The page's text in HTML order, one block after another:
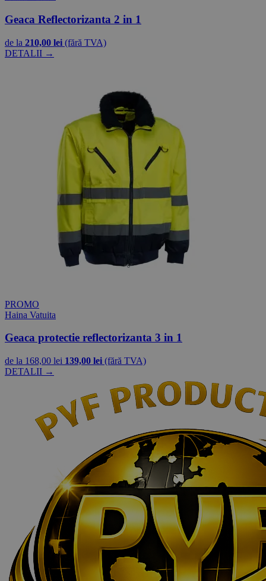
Geaca Reflectorizanta 2 in 1
de la 210,00 lei (fără TVA)
DETALII →
PROMO
Haina Vatuita
Geaca protectie reflectorizanta 3 in 1
de la 168,00 lei 139,00 lei (fără TVA)
DETALII →